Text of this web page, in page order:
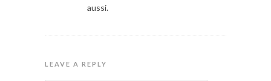
aussi.
LEAVE A REPLY